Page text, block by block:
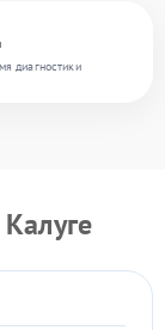
диагностики